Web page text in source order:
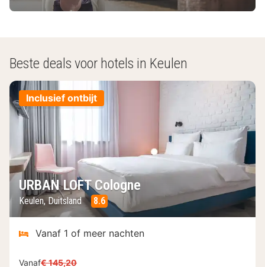
Beste deals voor hotels in Keulen
Inclusief ontbijt
URBAN LOFT Cologne
Keulen, Duitsland 8.6
Vanaf 1 of meer nachten
Vanaf€ 145,20